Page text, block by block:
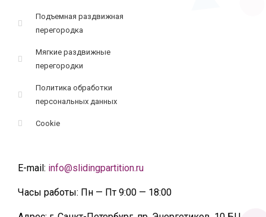
Подъемная раздвижная
перегородка
Мягкие раздвижные
перегородки
Политика обработки
персональных данных
Cookie
E-mail: info@slidingpartition.ru
Часы работы: Пн — Пт 9:00 — 18:00